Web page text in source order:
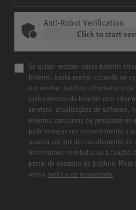
Anti-Robot Verification
Click to start
Se quiser receber nosso boletim
boletim, basta aceitar clicando na
em receber boletins informativos da
rastreamento do boletim com
serviços, atualizações de software,
eventos, concursos ou pesquisas
pode revogar seu consentimento a
usando um link de cancelamento
informativos recebidos ou a função
portal de cadastro do produto. Mais
nossa política de privacidade